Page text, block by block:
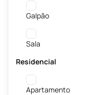
Galpão
Sala
Residencial
Apartamento